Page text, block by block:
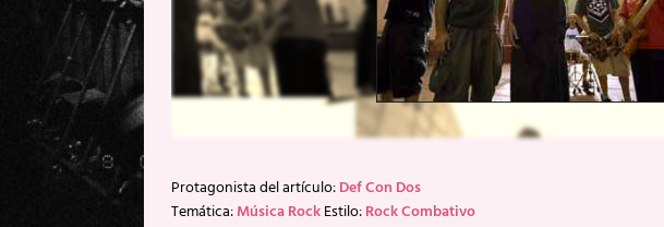
Protagonista del artículo:Def Con Dos
Temática:Música RockEstilo:Rock Combativo